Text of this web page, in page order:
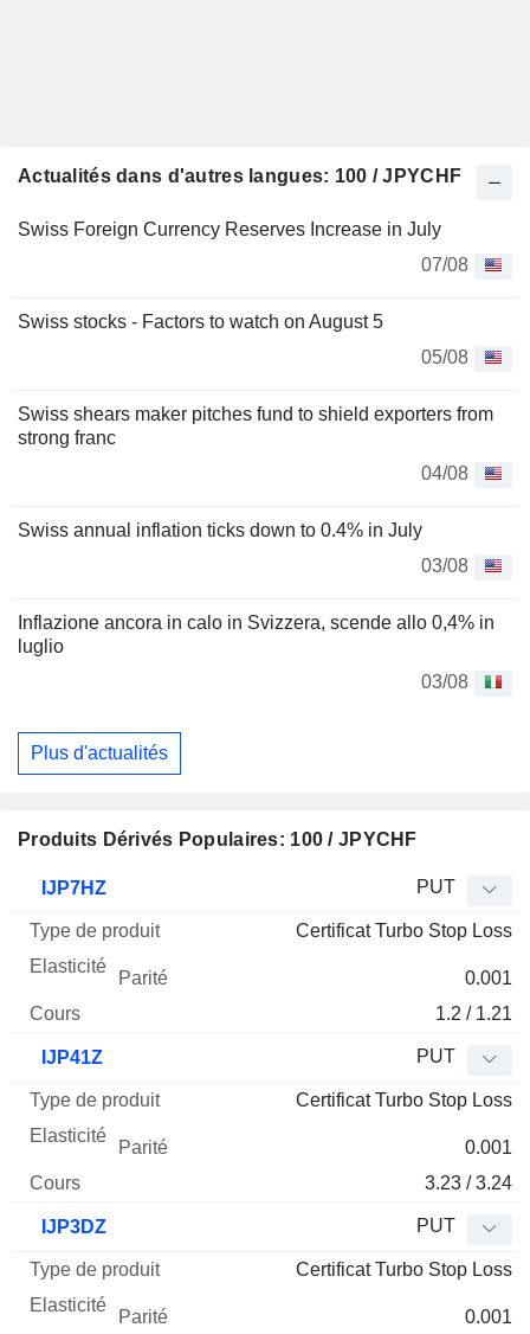
Actualités dans d'autres langues: 100 / JPYCHF
Swiss Foreign Currency Reserves Increase in July
07/08
Swiss stocks - Factors to watch on August 5
05/08
Swiss shears maker pitches fund to shield exporters from
strong franc
04/08
Swiss annual inflation ticks down to 0.4% in July
03/08
Inflazione ancora in calo in Svizzera, scende allo 0,4% in
luglio
03/08
Plus d'actualités
Produits Dérivés Populaires: 100 / JPYCHF
Mnemo Type produit
Parité Cours
IJP7HZ PUT
Certificat Turbo Stop Loss
0.001
1.2 / 1.21
IJP41Z PUT
Certificat Turbo Stop Loss
0.001
3.23 / 3.24
IJP3DZ PUT
Certificat Turbo Stop Loss
0.001